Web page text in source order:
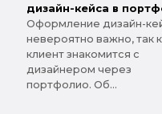
дизайн-кейса в
Оформление дизайн-
невероятно важно, так
клиент знакомится с
дизайнером через
портфолио. Об...